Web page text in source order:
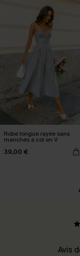
Robe longue rayée sans
manches à col en V
39,00 €
Avis